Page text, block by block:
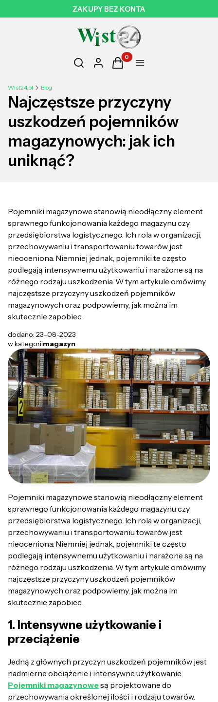
ZAKUPY BEZ KONTA
Otwórz wyszukiwarkę
Szukaj Zaloguj sięProdukty w koszyku: 0.
KoszykMenu
Wist24.pl Blog
Najczęstsze przyczyny
uszkodzeń pojemników
magazynowych: jak ich
uniknąć?
Pojemniki magazynowe stanowią nieodłączny element
sprawnego funkcjonowania każdego magazynu czy
przedsiębiorstwa logistycznego. Ich rola w organizacji,
przechowywaniu i transportowaniu towarów jest
nieoceniona. Niemniej jednak, pojemniki te często
podlegają intensywnemu użytkowaniu i narażone są na
różnego rodzaju uszkodzenia. W tym artykule omówimy
najczęstsze przyczyny uszkodzeń pojemników
magazynowych oraz podpowiemy, jak można im
skutecznie zapobiec.
dodano: 23-08-2023
w kategoriimagazyn
Pojemniki magazynowe stanowią nieodłączny element
sprawnego funkcjonowania każdego magazynu czy
przedsiębiorstwa logistycznego. Ich rola w organizacji,
przechowywaniu i transportowaniu towarów jest
nieoceniona. Niemniej jednak, pojemniki te często
podlegają intensywnemu użytkowaniu i narażone są na
różnego rodzaju uszkodzenia. W tym artykule omówimy
najczęstsze przyczyny uszkodzeń pojemników
magazynowych oraz podpowiemy, jak można im
skutecznie zapobiec.
1. Intensywne użytkowanie i
przeciążenie
Jedną z głównych przyczyn uszkodzeń pojemników jest
nadmierne obciążenie i intensywne użytkowanie.
Pojemniki magazynowesą projektowane do
przechowywania określonej ilości i rodzaju towarów.